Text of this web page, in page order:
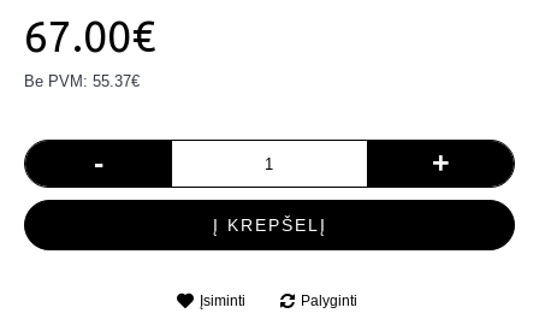
67.00€
Be PVM: 55.37€
- +
Į KREPŠELĮ
Įsiminti Palyginti